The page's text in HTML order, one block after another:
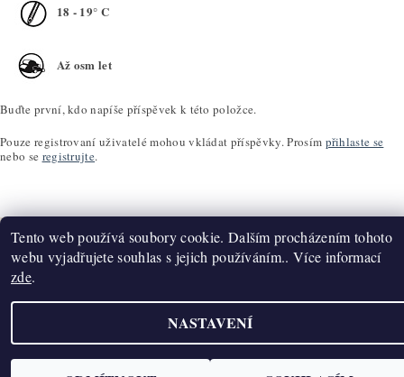
18 - 19° C
Až osm let
Buďte první, kdo napíše příspěvek k této položce.
Pouze registrovaní uživatelé mohou vkládat příspěvky. Prosím přihlaste se
nebo se registrujte.
Vytvořil Shoptet
Tento web používá soubory cookie. Dalším procházením tohoto
webu vyjadřujete souhlas s jejich používáním.. Více informací
zde.
NASTAVENÍ